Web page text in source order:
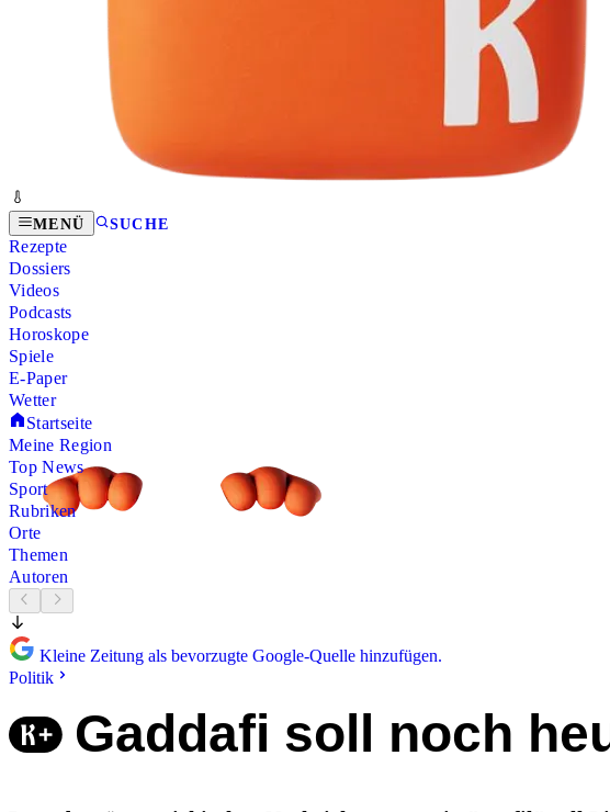
MENÜ SUCHE
Rezepte
Dossiers
Videos
Podcasts
Horoskope
Spiele
E-Paper
Wetter
Startseite
Meine Region
Top News
Sport
Rubriken
Orte
Themen
Autoren
Kleine Zeitung als bevorzugte Google-Quelle hinzufügen.
Politik
Gaddafi soll noch